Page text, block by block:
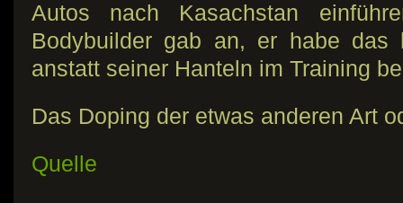
Autos nach Kasachstan
Bodybuilder gab an, er habe das
anstatt seiner Hanteln im Training
Das Doping der etwas anderen Art
Quelle